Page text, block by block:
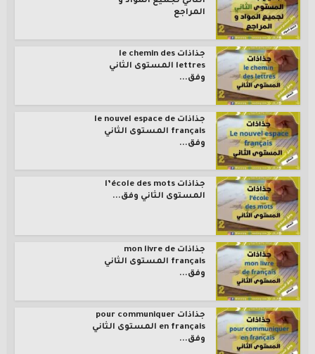
المراجع
جذاذات le chemin des
lettres المستوى الثاني
وفق...
جذاذات le nouvel espace de
français المستوى الثاني
وفق...
جذاذات l’école des mots
المستوى الثاني وفق...
جذاذات mon livre de
français المستوى الثاني
وفق...
جذاذات pour communiquer
en français المستوى الثاني
وفق...